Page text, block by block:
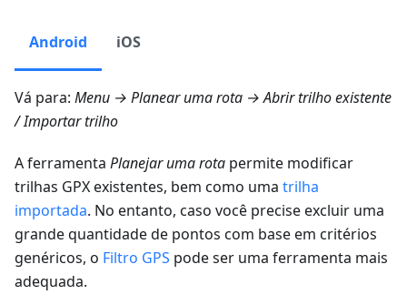
Android iOS
Vá para: Menu → Planear uma rota → Abrir trilho existente
/Importar trilho
A ferramenta Planejar uma rota permite modificar
trilhas GPX existentes, bem como uma trilha
importada. No entanto, caso você precise excluir uma
grande quantidade de pontos com base em critérios
genéricos, o Filtro GPS pode ser uma ferramenta mais
adequada.